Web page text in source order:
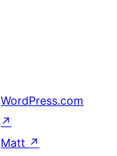
WordPress.com
↗
Matt ↗